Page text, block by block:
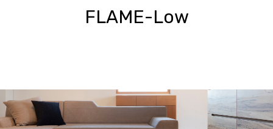
FLAME-Low